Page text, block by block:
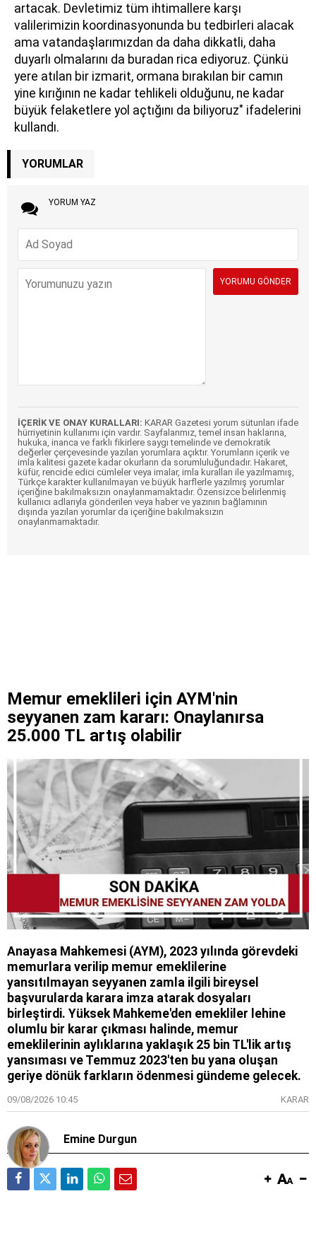
artacak. Devletimiz tüm ihtimallere karşı
valilerimizin koordinasyonunda bu tedbirleri alacak
ama vatandaşlarımızdan da daha dikkatli, daha
duyarlı olmalarını da buradan rica ediyoruz. Çünkü
yere atılan bir izmarit, ormana bırakılan bir camın
yine kırığının ne kadar tehlikeli olduğunu, ne kadar
büyük felaketlere yol açtığını da biliyoruz" ifadelerini
kullandı.
YORUMLAR
YORUM YAZ
İÇERİK VE ONAY KURALLARI: KARAR Gazetesi yorum sütunları ifade
hürriyetinin kullanımı için vardır. Sayfalarımız, temel insan haklarına,
hukuka, inanca ve farklı fikirlere saygı temelinde ve demokratik
değerler çerçevesinde yazılan yorumlara açıktır. Yorumların içerik ve
imla kalitesi gazete kadar okurların da sorumluluğundadır. Hakaret,
küfür, rencide edici cümleler veya imalar, imla kuralları ile yazılmamış,
Türkçe karakter kullanılmayan ve büyük harflerle yazılmış yorumlar
içeriğine bakılmaksızın onaylanmamaktadır. Özensizce belirlenmiş
kullanıcı adlarıyla gönderilen veya haber ve yazının bağlamının
dışında yazılan yorumlar da içeriğine bakılmaksızın
onaylanmamaktadır.
Memur emeklileri için AYM'nin
seyyanen zam kararı: Onaylanırsa
25.000 TL artış olabilir
Anayasa Mahkemesi (AYM), 2023 yılında görevdeki
memurlara verilip memur emeklilerine
yansıtılmayan seyyanen zamla ilgili bireysel
başvurularda karara imza atarak dosyaları
birleştirdi. Yüksek Mahkeme'den emekliler lehine
olumlu bir karar çıkması halinde, memur
emeklilerinin aylıklarına yaklaşık 25 bin TL'lik artış
yansıması ve Temmuz 2023'ten bu yana oluşan
geriye dönük farkların ödenmesi gündeme gelecek.
09/08/2026 10:45 KARAR
Emine Durgun